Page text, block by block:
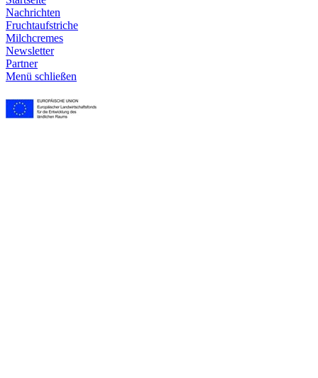
Nachrichten
Frucht­aufstriche
Milchcremes
Newsletter
Partner
Menü schließen